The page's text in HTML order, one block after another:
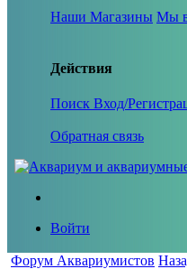
Наши Магазины Мы
Действия
Поиск Вход/
Обратная связь
Войти
Форум Аквариумистов